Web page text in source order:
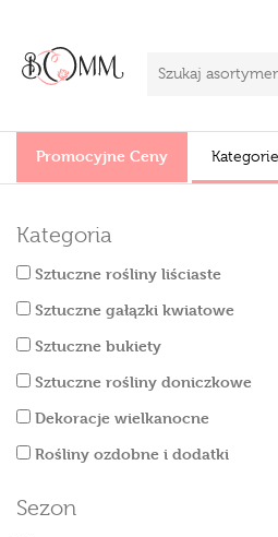
Promocyjne Ceny Kategorie
Kategoria
Sztuczne rośliny liściaste
Sztuczne gałązki kwiatowe
Sztuczne bukiety
Sztuczne rośliny doniczkowe
Dekoracje wielkanocne
Rośliny ozdobne i dodatki
Sezon